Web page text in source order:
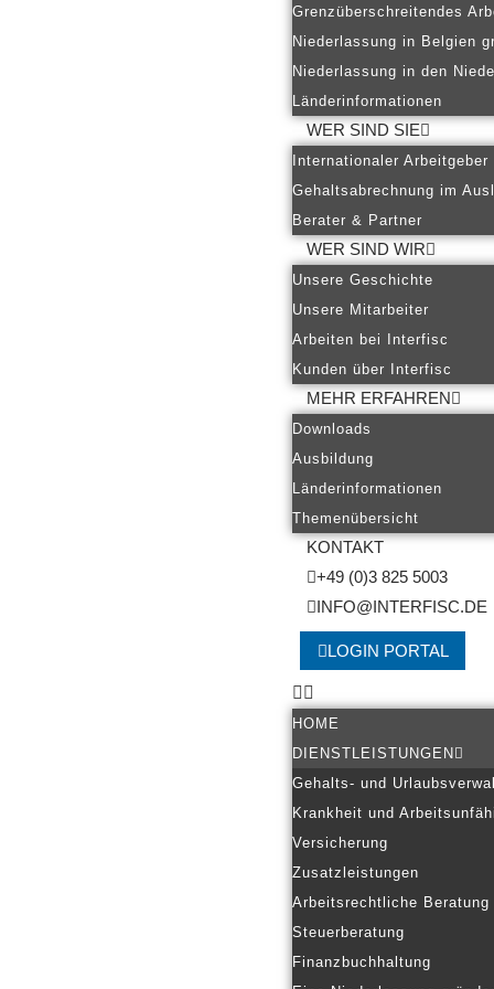
Grenzüberschreitendes
Niederlassung in Belgien
Niederlassung in den
Länderinformationen
WER SIND SIE
Internationaler Arbeitgeber
Gehaltsabrechnung im
Berater & Partner
WER SIND WIR
Unsere Geschichte
Unsere Mitarbeiter
Arbeiten bei Interfisc
Kunden über Interfisc
MEHR ERFAHREN
Downloads
Ausbildung
Länderinformationen
Themenübersicht
KONTAKT
+49 (0)3 825 5003
INFO@INTERFISC.DE
LOGIN PORTAL
HOME
DIENSTLEISTUNGEN
Gehalts- und
Krankheit und
Versicherung
Zusatzleistungen
Arbeitsrechtliche Beratung
Steuerberatung
Finanzbuchhaltung